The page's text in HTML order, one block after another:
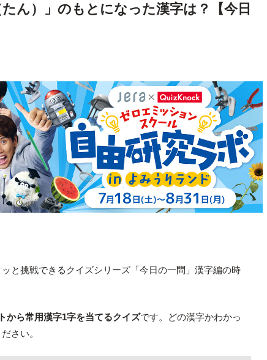
たん）」のもとになった漢字は？【今日
と挑戦できるクイズシリーズ「今日の一問」漢字編の時
から常用漢字1字を当てるクイズです。どの漢字かわかっ
さい。